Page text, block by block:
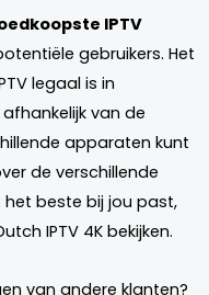
IPTV
gebruikers. Het
legaal is in
van de
apparaten kunt
de verschillende
beste bij jou past,
IPTV 4K bekijken.
van andere klanten?